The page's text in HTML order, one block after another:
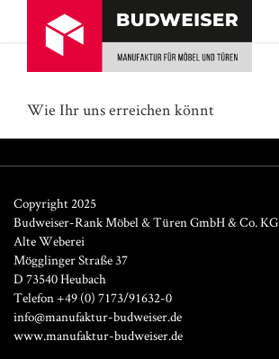
Wie Ihr uns erreichen könnt
Copyright 2025
Budweiser-Rank Möbel & Türen GmbH & Co. KG
Alte Weberei
Mögglinger Straße 37
D 73540 Heubach
Telefon +49 (0) 7173/91632-0
info@manufaktur-budweiser.de
www.manufaktur-budweiser.de